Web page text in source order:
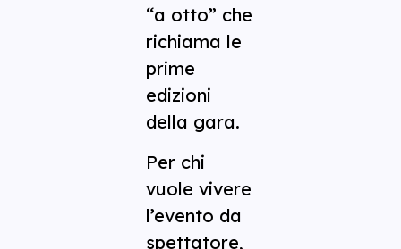
“a otto” che
richiama le
prime
edizioni
della gara.
Per chi
vuole vivere
l’evento da
spettatore,